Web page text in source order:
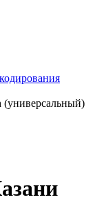
(универсальный)